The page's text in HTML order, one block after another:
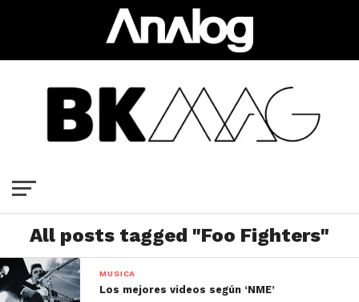
All posts tagged "Foo Fighters"
MUSICA
Los mejores videos según ‘NME’